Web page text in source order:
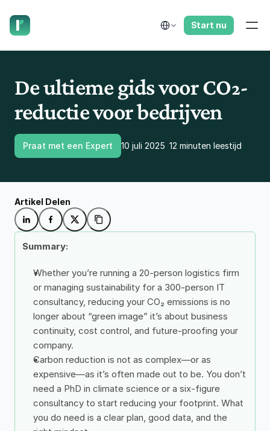
Select Language
Start nu
De ultieme gids voor CO₂-
reductie voor bedrijven
Praat met een Expert 10 juli 2025 12 minuten leestijd
Summary:
Whether you’re running a 20-person logistics firm
or managing sustainability for a 300-person IT
consultancy, reducing your CO₂ emissions is no
longer about “green image” it’s about business
continuity, cost control, and future-proofing your
company.
Carbon reduction is not as complex—or as
expensive—as it’s often made out to be. You don’t
need a PhD in climate science or a six-figure
consultancy to start reducing your footprint. What
you do need is a clear plan, good data, and the
Artikel Delen